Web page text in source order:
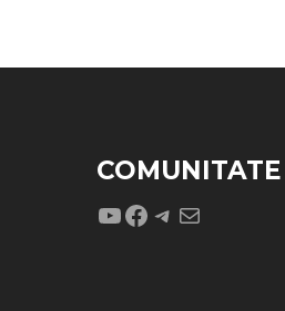
COMUNITATE
YouTube
Facebook
Telegram
Mail